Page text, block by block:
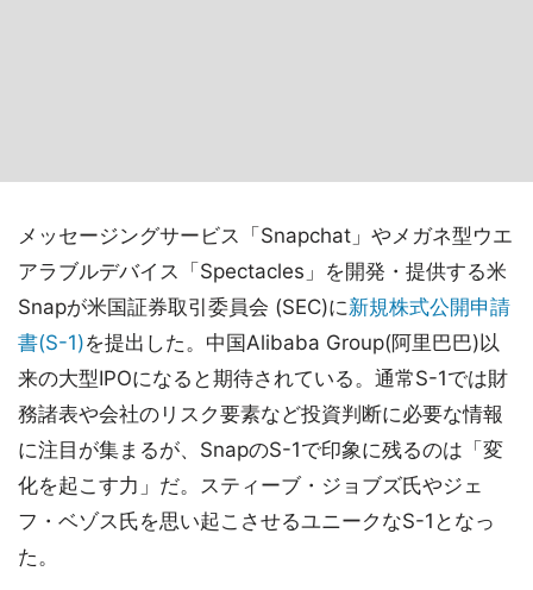
メッセージングサービス「Snapchat」やメガネ型ウエ
アラブルデバイス「Spectacles」を開発・提供する米
Snapが米国証券取引委員会 (SEC)に新規株式公開申請
書(S-1)を提出した。中国Alibaba Group(阿里巴巴)以
来の大型IPOになると期待されている。通常S-1では財
務諸表や会社のリスク要素など投資判断に必要な情報
に注目が集まるが、SnapのS-1で印象に残るのは「変
化を起こす力」だ。スティーブ・ジョブズ氏やジェ
フ・ベゾス氏を思い起こさせるユニークなS-1となっ
た。